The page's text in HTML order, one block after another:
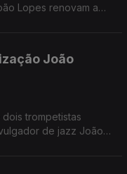
Lopes renovam a
João
trompetistas
de jazz João